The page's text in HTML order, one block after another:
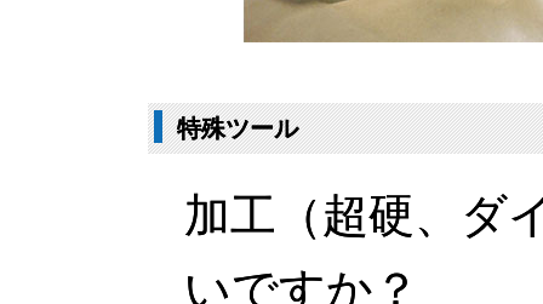
特殊ツール
加工（超硬、ダ
いですか？